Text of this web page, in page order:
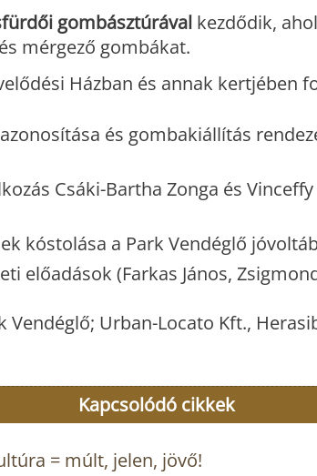
gombásztúrával kezdődik,
mérgező gombákat.
Házban és annak kertjében
és gombakiállítás
Csáki-Bartha Zonga és
kóstolása a Park Vendéglő
előadások (Farkas János,
Vendéglő; Urban-Locato Kft.,
Kapcsolódó cikkek
= múlt, jelen, jövő!